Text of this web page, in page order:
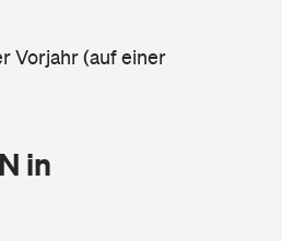
Vorjahr (auf einer
in